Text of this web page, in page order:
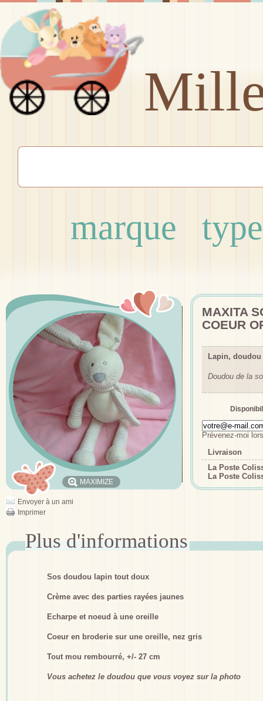
marque type
MAXIMIZE
Envoyer à un ami
Imprimer
MAXITA
COEUR
Lapin, doudou
Doudou de la
Prévenez-moi
Livraison
La Poste
La Poste
Sos doudou lapin tout doux
Crème avec des parties rayées jaunes
Echarpe et noeud à une oreille
Coeur en broderie sur une oreille, nez gris
Tout mou rembourré, +/- 27 cm
Vous achetez le doudou que vous voyez sur la photo